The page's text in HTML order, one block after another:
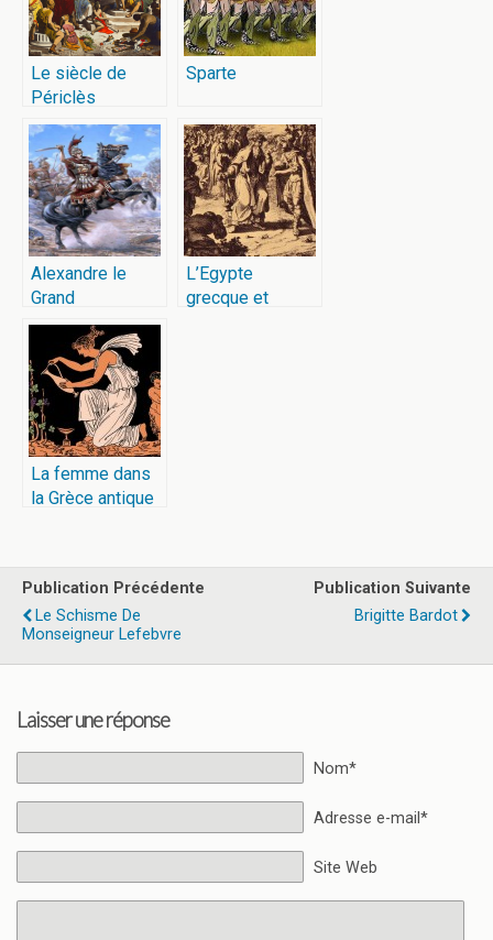
Le siècle de
Périclès
Sparte
Alexandre le
Grand
L’Egypte
grecque et
La femme dans
la Grèce antique
Publication Précédente
Le Schisme De
Monseigneur Lefebvre
Publication Suivante
Brigitte Bardot
Laisser une réponse
Nom*
Adresse e-mail*
Site Web